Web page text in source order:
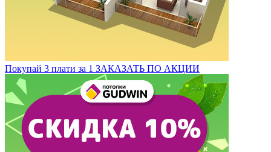
Покупай 3 плати за 1 ЗАКАЗАТЬ ПО АКЦИИ